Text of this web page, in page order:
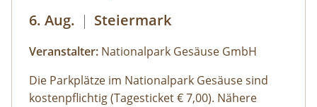
6. Aug. | Steiermark
Veranstalter: Nationalpark Gesäuse GmbH
Die Parkplätze im Nationalpark Gesäuse sind
kostenpflichtig (Tagesticket € 7,00). Nähere